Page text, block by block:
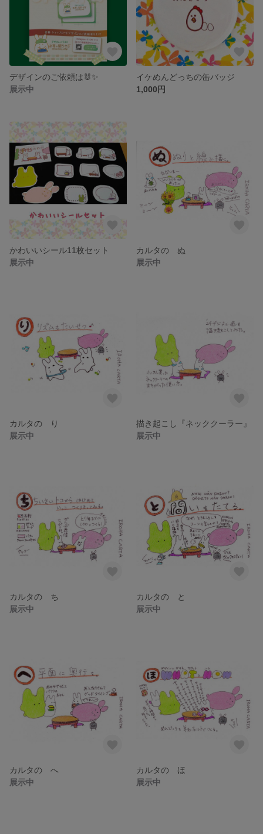
デザインのご依頼は🐰✨
展示中
イケめんどっちの缶バッジ
1,000円
かわいいシール11枚セット
展示中
カルタの ぬ
展示中
カルタの り
展示中
描き起こし『ネッククーラー』
展示中
カルタの ち
展示中
カルタの と
展示中
カルタの へ
展示中
カルタの ほ
展示中